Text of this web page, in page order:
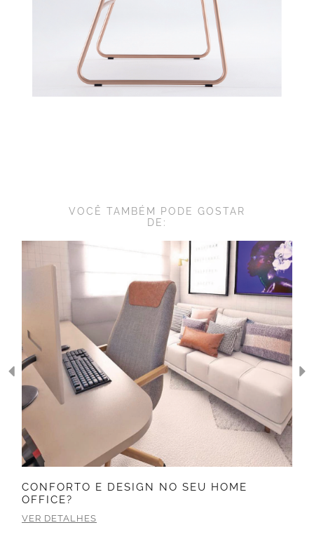
VOCÊ TAMBÉM PODE GOSTAR
DE:
CONFORTO E DESIGN NO SEU HOME
OFFICE?
VER DETALHES